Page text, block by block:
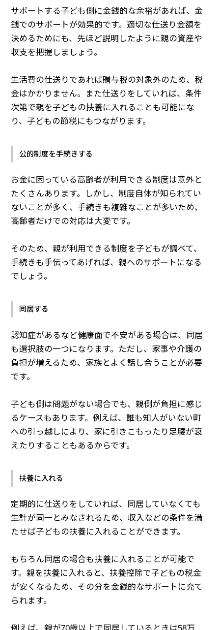
サポートする子ども側に金銭的な余裕があれば、金
銭でのサポートが効果的です。適切な仕送り金額を
決めるためにも、先ほど説明したように親の資産や
収支を把握しましょう。
生活費の仕送りであれば贈与税の対象外のため、税
金はかかりません。また仕送りをしていれば、条件
次第で親を子どもの扶養に入れることも可能にな
り、子どもの節税にもつながります。
公的制度を手続きする
お金に困っている高齢者が利用できる制度は意外と
たくさんあります。しかし、制度自体が知られてい
ないことが多く、手続きも複雑なことが多いため、
高齢者だけでの対応は大変です。
そのため、親が利用できる制度を子どもが調べて、
手続きも手伝ってあげれば、親へのサポートになる
でしょう。
同居する
認知症があるなど健康面で不安がある場合は、同居
も選択肢の一つになります。ただし、家事や介護の
負担が増えるため、家族とよく話し合うことが必要
です。
子ども側は問題がない場合でも、親側が負担に感じ
るケースもあります。例えば、誰も知人がいない町
への引っ越しにより、家に引きこもったり足腰が衰
えたりすることもあるからです。
扶養に入れる
定期的に仕送りをしていれば、同居していなくても
生計が同一とみなされるため、収入などの条件を満
たせば子どもの扶養に入れることができます。
もちろん同居の場合も扶養に入れることが可能で
す。親を扶養に入れると、扶養控除で子どもの税金
が安くなるため、その分を金銭的なサポートに充て
られます。